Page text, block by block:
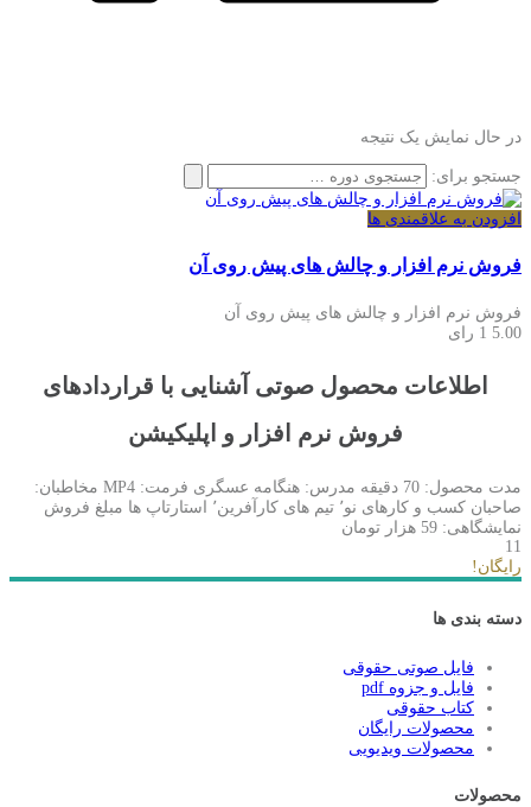
در حال نمایش یک نتیجه
جستجو برای:
افزودن به علاقمندی ها
فروش نرم افزار و چالش های پیش روی آن
فروش نرم افزار و چالش های پیش روی آن
5.00 1 رای
اطلاعات محصول صوتی آشنایی با قراردادهای
فروش نرم افزار و اپلیکیشن
مدت محصول: 70 دقیقه مدرس: هنگامه عسگری فرمت: MP4 مخاطبان:
صاحبان کسب و کارهای نو٬ تیم های کارآفرین٬ استارتاپ ها مبلغ فروش
نمایشگاهی: 59 هزار تومان
11
رایگان!
دسته بندی ها
فایل صوتی حقوقی
فایل و جزوه pdf
کتاب حقوقی
محصولات رایگان
محصولات ویدیویی
محصولات